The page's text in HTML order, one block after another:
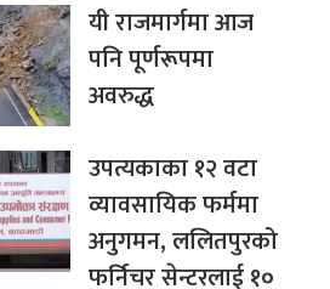
यी राजमार्गमा आज
पनि पूर्णरूपमा
अवरुद्ध
उपत्यकाका १२ वटा
व्यावसायिक फर्ममा
अनुगमन, ललितपुरको
फर्निचर सेन्टरलाई १०